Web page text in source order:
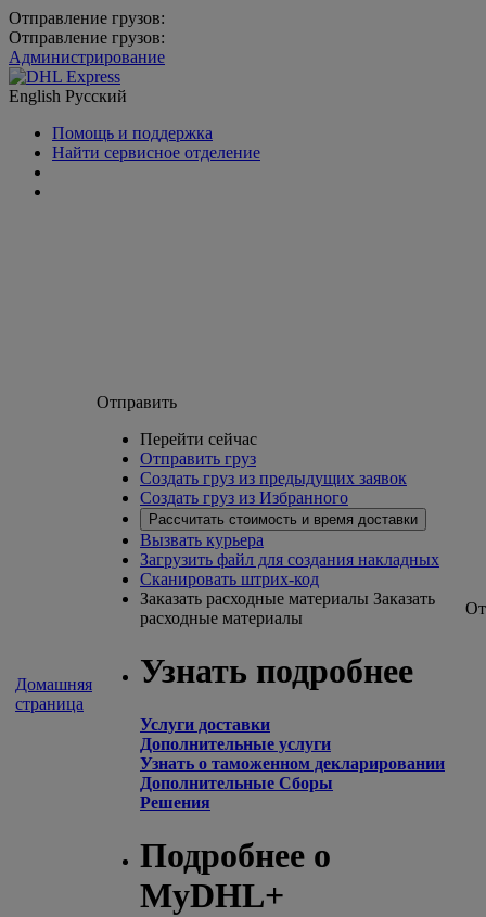
Отправление грузов:
Отправление грузов:
Администрирование
English Русский
Помощь и поддержка
Найти сервисное отделение
Домашняя
страница
Отправить
Перейти сейчас
Отправить груз
Создать груз из предыдущих заявок
Создать груз из Избранного
Рассчитать стоимость и время доставки
Вызвать курьера
Загрузить файл для создания накладных
Сканировать штрих-код
Заказать расходные материалы Заказать
расходные материалы
Узнать подробнее
Услуги доставки
Дополнительные услуги
Узнать о таможенном декларировании
Дополнительные Сборы
Решения
Подробнее о
MyDHL+